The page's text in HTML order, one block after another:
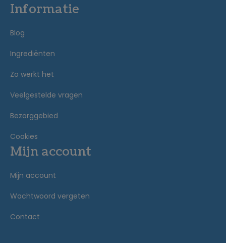
Informatie
Blog
Ingrediënten
Zo werkt het
Veelgestelde vragen
Bezorggebied
Cookies
Mijn account
Mijn account
Wachtwoord vergeten
Contact